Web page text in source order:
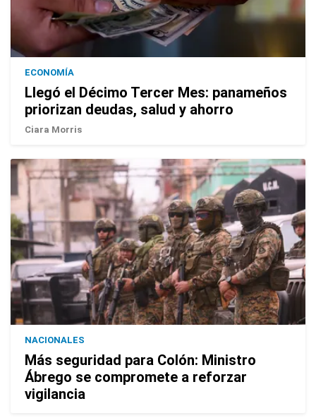
ECONOMÍA
Llegó el Décimo Tercer Mes: panameños
priorizan deudas, salud y ahorro
Ciara Morris
NACIONALES
Más seguridad para Colón: Ministro
Ábrego se compromete a reforzar
vigilancia